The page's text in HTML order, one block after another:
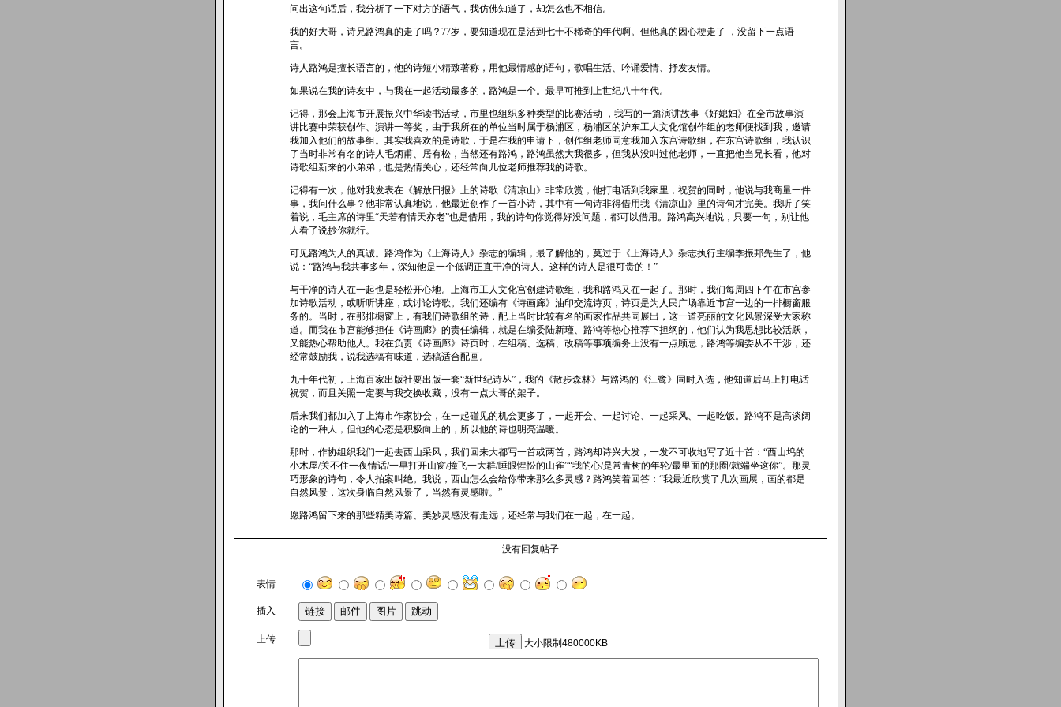
问出这句话后，我分析了一下对方的语气，我仿佛知道了，却怎么也不相信。
我的好大哥，诗兄路鸿真的走了吗？77岁，要知道现在是活到七十不稀奇的年代啊。但他真的因心梗走了 ，没留下一点语
言。
诗人路鸿是擅长语言的，他的诗短小精致著称，用他最情感的语句，歌唱生活、吟诵爱情、抒发友情。
如果说在我的诗友中，与我在一起活动最多的，路鸿是一个。最早可推到上世纪八十年代。
记得，那会上海市开展振兴中华读书活动，市里也组织多种类型的比赛活动 ，我写的一篇演讲故事《好媳妇》在全市故事演
讲比赛中荣获创作、演讲一等奖，由于我所在的单位当时属于杨浦区，杨浦区的沪东工人文化馆创作组的老师便找到我，邀请
我加入他们的故事组。其实我喜欢的是诗歌，于是在我的申请下，创作组老师同意我加入东宫诗歌组，在东宫诗歌组，我认识
了当时非常有名的诗人毛炳甫、居有松，当然还有路鸿，路鸿虽然大我很多，但我从没叫过他老师，一直把他当兄长看，他对
诗歌组新来的小弟弟，也是热情关心，还经常向几位老师推荐我的诗歌。
记得有一次，他对我发表在《解放日报》上的诗歌《清凉山》非常欣赏，他打电话到我家里，祝贺的同时，他说与我商量一件
事，我问什么事？他非常认真地说，他最近创作了一首小诗，其中有一句诗非得借用我《清凉山》里的诗句才完美。我听了笑
着说，毛主席的诗里“天若有情天亦老”也是借用，我的诗句你觉得好没问题，都可以借用。路鸿高兴地说，只要一句，别让他
人看了说抄你就行。
可见路鸿为人的真诚。路鸿作为《上海诗人》杂志的编辑，最了解他的，莫过于《上海诗人》杂志执行主编季振邦先生了，他
说：“路鸿与我共事多年，深知他是一个低调正直干净的诗人。这样的诗人是很可贵的！”
与干净的诗人在一起也是轻松开心地。上海市工人文化宫创建诗歌组，我和路鸿又在一起了。那时，我们每周四下午在市宫参
加诗歌活动，或听听讲座，或讨论诗歌。我们还编有《诗画廊》油印交流诗页，诗页是为人民广场靠近市宫一边的一排橱窗服
务的。当时，在那排橱窗上，有我们诗歌组的诗，配上当时比较有名的画家作品共同展出，这一道亮丽的文化风景深受大家称
道。而我在市宫能够担任《诗画廊》的责任编辑，就是在编委陆新瑾、路鸿等热心推荐下担纲的，他们认为我思想比较活跃，
又能热心帮助他人。我在负责《诗画廊》诗页时，在组稿、选稿、改稿等事项编务上没有一点顾忌，路鸿等编委从不干涉，还
经常鼓励我，说我选稿有味道，选稿适合配画。
九十年代初，上海百家出版社要出版一套“新世纪诗丛”，我的《散步森林》与路鸿的《江鹭》同时入选，他知道后马上打电话
祝贺，而且关照一定要与我交换收藏，没有一点大哥的架子。
后来我们都加入了上海市作家协会，在一起碰见的机会更多了，一起开会、一起讨论、一起采风、一起吃饭。路鸿不是高谈阔
论的一种人，但他的心态是积极向上的，所以他的诗也明亮温暖。
那时，作协组织我们一起去西山采风，我们回来大都写一首或两首，路鸿却诗兴大发，一发不可收地写了近十首：“西山坞的
小木屋/关不住一夜情话/一早打开山窗/撞飞一大群/睡眼惺忪的山雀”“我的心/是常青树的年轮/最里面的那圈/就端坐这你”。那灵
巧形象的诗句，令人拍案叫绝。我说，西山怎么会给你带来那么多灵感？路鸿笑着回答：“我最近欣赏了几次画展，画的都是
自然风景，这次身临自然风景了，当然有灵感啦。”
愿路鸿留下来的那些精美诗篇、美妙灵感没有走远，还经常与我们在一起，在一起。
没有回复帖子
表情
插入
上传